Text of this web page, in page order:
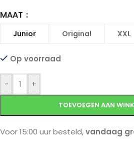
MAAT
Junior Original XXL
Op voorraad
- +
TOEVOEGEN AAN
Voor 15:00 uur besteld,vandaag